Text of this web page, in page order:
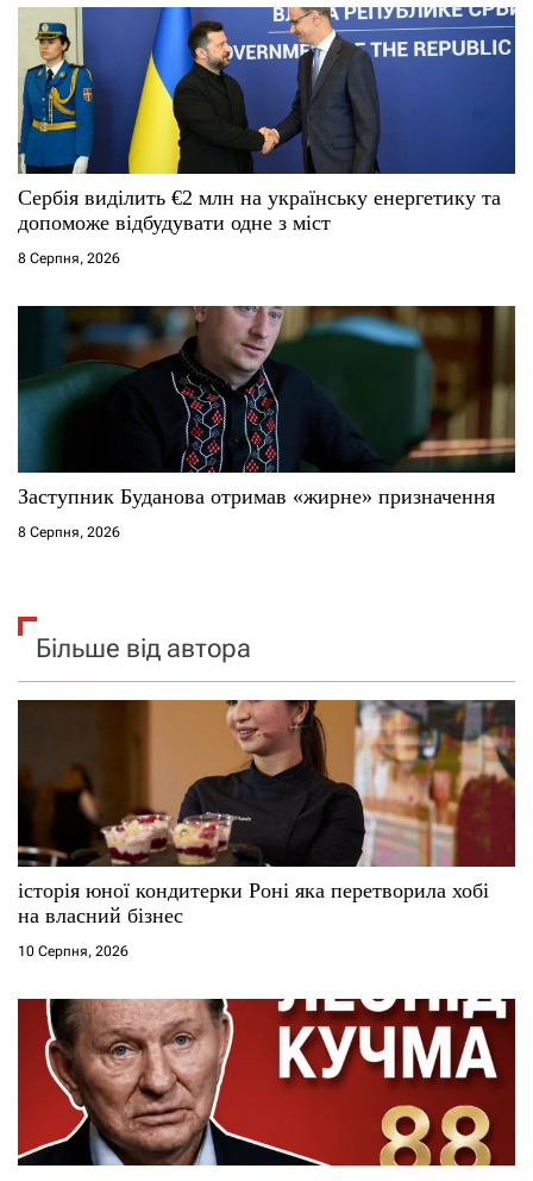
Сербія виділить €2 млн на українську енергетику та
допоможе відбудувати одне з міст
8 Серпня, 2026
Заступник Буданова отримав «жирне» призначення
8 Серпня, 2026
Більше від автора
історія юної кондитерки Роні яка перетворила хобі
на власний бізнес
10 Серпня, 2026